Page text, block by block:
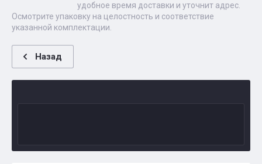
удобное время доставки и уточнит адрес.
Осмотрите упаковку на целостность и соответствие
указанной комплектации.
Назад